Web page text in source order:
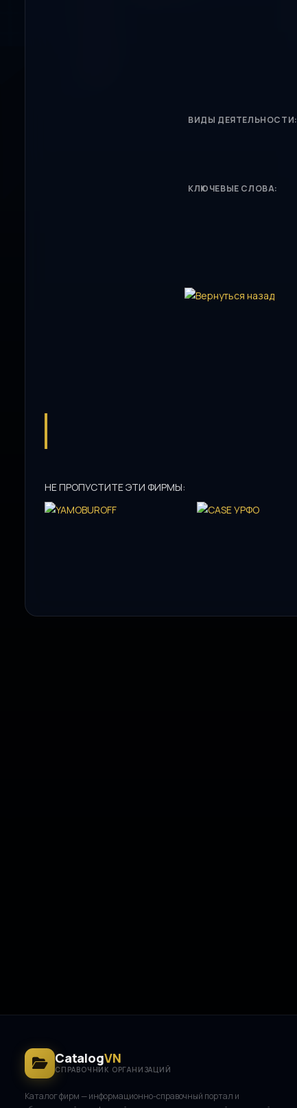
ВИДЫ ДЕЯТЕЛЬНОСТИ:
КЛЮЧЕВЫЕ СЛОВА:
НЕ ПРОПУСТИТЕ ЭТИ ФИРМЫ:
CatalogVN
СПРАВОЧНИК ОРГАНИЗАЦИЙ
Каталог фирм — информационно-справочный портал и